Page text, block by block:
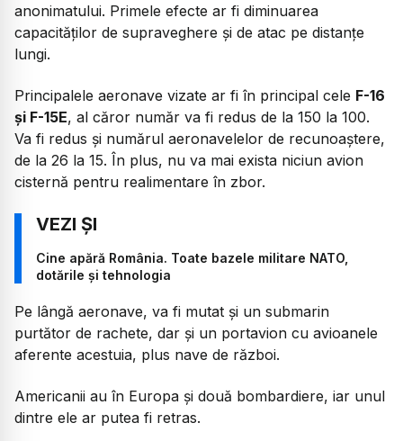
anonimatului. Primele efecte ar fi diminuarea
capacităților de supraveghere și de atac pe distanțe
lungi.
Principalele aeronave vizate ar fi în principal cele F-16
și F-15E, al căror număr va fi redus de la 150 la 100.
Va fi redus și numărul aeronavelelor de recunoaștere,
de la 26 la 15. În plus, nu va mai exista niciun avion
cisternă pentru realimentare în zbor.
Cine apără România. Toate bazele militare NATO,
dotările și tehnologia
Pe lângă aeronave, va fi mutat și un submarin
purtător de rachete, dar și un portavion cu avioanele
aferente acestuia, plus nave de război.
Americanii au în Europa și două bombardiere, iar unul
dintre ele ar putea fi retras.